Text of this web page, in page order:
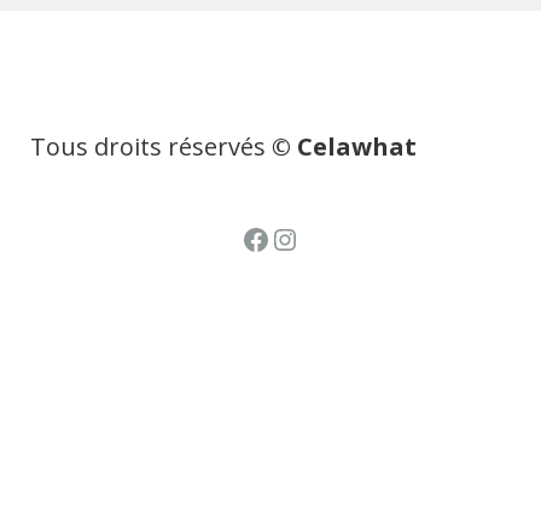
Tous droits réservés © Celawhat
Facebook
Instagram